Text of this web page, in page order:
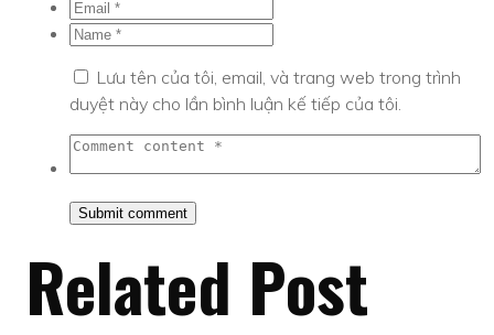
Lưu tên của tôi, email, và trang web trong trình
duyệt này cho lần bình luận kế tiếp của tôi.
Related Post